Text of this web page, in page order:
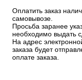
Оплатить заказ
самовывозе.
Просьба заранее
необходимо выдать
На адрес
заказа будет
оплате заказа.